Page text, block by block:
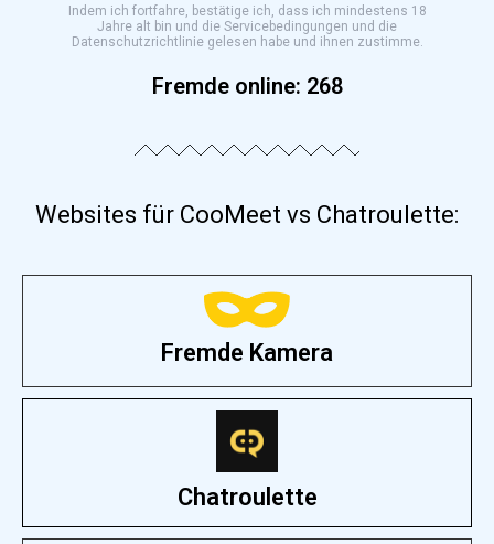
Indem ich fortfahre, bestätige ich, dass ich mindestens 18
Jahre alt bin und die Servicebedingungen und die
Datenschutzrichtlinie gelesen habe und ihnen zustimme.
Fremde online: 268
Websites für CooMeet vs Chatroulette:
Fremde Kamera
Chatroulette